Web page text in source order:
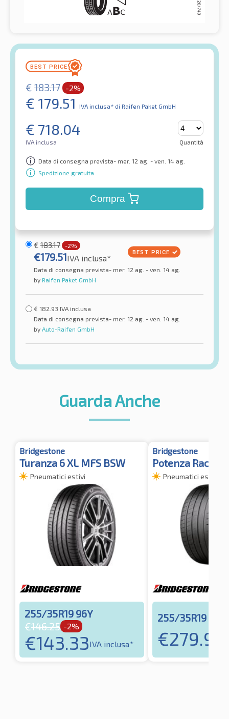
€ 183.17 -2%
€ 179.51 IVA inclusa* di Raifen Paket GmbH
€ 718.04
IVA inclusa Quantità
Data di consegna prevista- mer. 12 ag. - ven. 14 ag.
Spedizione gratuita
Compra
€ 183.17 -2%
€179.51IVA inclusa*
Data di consegna prevista- mer. 12 ag. - ven. 14 ag.
by Raifen Paket GmbH
€ 182.93 IVA inclusa
Data di consegna prevista- mer. 12 ag. - ven. 14 ag.
by Auto-Raifen GmbH
Guarda Anche
Bridgestone
Turanza 6 XL MFS BSW
Pneumatici estivi
255/35R19 96Y
€146.25 -2%
€143.33IVA inclusa*
Bridgestone
Potenza Race
Pneumatici estivi
255/35R19 96Y
€279.97